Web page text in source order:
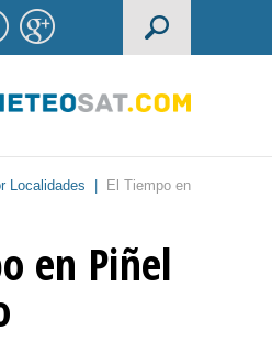
Localidades
El Tiempo en
en Piñel